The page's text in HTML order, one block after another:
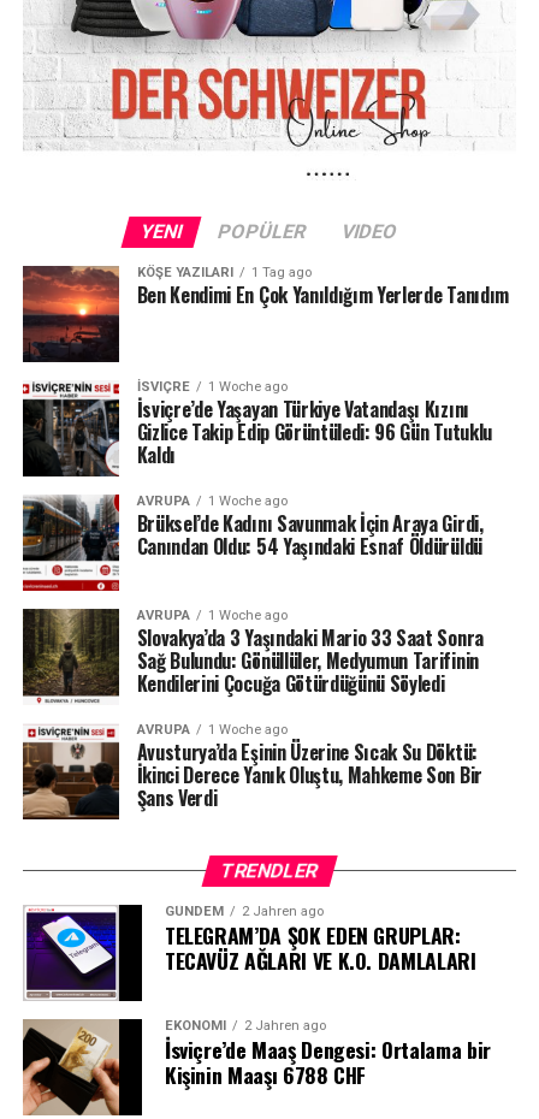
YENI POPÜLER VIDEO
KÖŞE YAZILARI 1 Tag ago
Ben Kendimi En Çok Yanıldığım Yerlerde Tanıdım
İSVIÇRE 1 Woche ago
İsviçre’de Yaşayan Türkiye Vatandaşı Kızını
Gizlice Takip Edip Görüntüledi: 96 Gün Tutuklu
Kaldı
AVRUPA 1 Woche ago
Brüksel’de Kadını Savunmak İçin Araya Girdi,
Canından Oldu: 54 Yaşındaki Esnaf Öldürüldü
AVRUPA 1 Woche ago
Slovakya’da 3 Yaşındaki Mario 33 Saat Sonra
Sağ Bulundu: Gönüllüler, Medyumun Tarifinin
Kendilerini Çocuğa Götürdüğünü Söyledi
AVRUPA 1 Woche ago
Avusturya’da Eşinin Üzerine Sıcak Su Döktü:
İkinci Derece Yanık Oluştu, Mahkeme Son Bir
Şans Verdi
TRENDLER
GÜNDEM 2 Jahren ago
TELEGRAM’DA ŞOK EDEN GRUPLAR:
TECAVÜZ AĞLARI VE K.O. DAMLALARI
EKONOMI 2 Jahren ago
İsviçre’de Maaş Dengesi: Ortalama bir
Kişinin Maaşı 6788 CHF